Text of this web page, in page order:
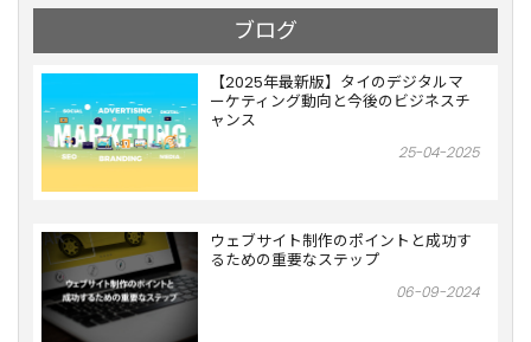
ブログ
【2025年最新版】タイのデジタルマ
ーケティング動向と今後のビジネスチ
ャンス
25-04-2025
ウェブサイト制作のポイントと成功す
るための重要なステップ
06-09-2024